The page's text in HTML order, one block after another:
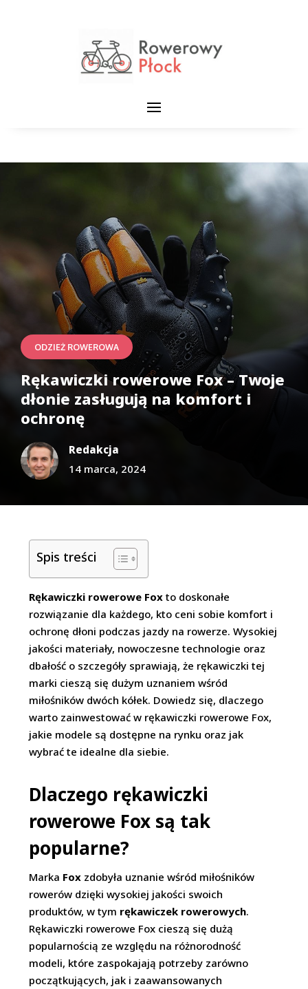
ODZIEŻ ROWEROWA
Rękawiczki rowerowe Fox – Twoje
dłonie zasługują na komfort i
ochronę
Redakcja
14 marca, 2024
Spis treści
Rękawiczki rowerowe Fox to doskonałe
rozwiązanie dla każdego, kto ceni sobie komfort i
ochronę dłoni podczas jazdy na rowerze. Wysokiej
jakości materiały, nowoczesne technologie oraz
dbałość o szczegóły sprawiają, że rękawiczki tej
marki cieszą się dużym uznaniem wśród
miłośników dwóch kółek. Dowiedz się, dlaczego
warto zainwestować w rękawiczki rowerowe Fox,
jakie modele są dostępne na rynku oraz jak
wybrać te idealne dla siebie.
Dlaczego rękawiczki
rowerowe Fox są tak
popularne?
Marka Fox zdobyła uznanie wśród miłośników
rowerów dzięki wysokiej jakości swoich
produktów, w tym rękawiczek rowerowych.
Rękawiczki rowerowe Fox cieszą się dużą
popularnością ze względu na różnorodność
modeli, które zaspokajają potrzeby zarówno
początkujących, jak i zaawansowanych